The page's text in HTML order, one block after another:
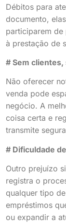
Débitos para
documento,
participarem
à prestação de
# Sem
Não oferecer
venda pode
negócio. A
coisa certa e
transmite
# Dificuldade
Outro prejuízo
registra o
qualquer tipo
empréstimos
ou expandir a